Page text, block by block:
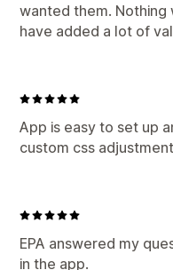
wanted them. Nothing
have added a lot of
App is easy to set up
custom css
EPA answered my
in the app.